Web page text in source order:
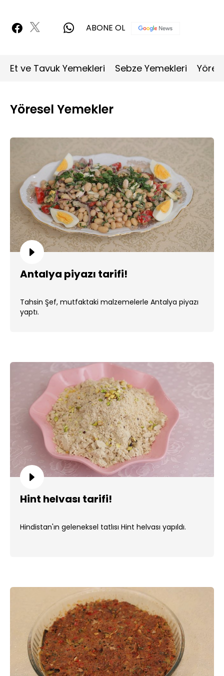
ABONE OL
Et ve Tavuk Yemekleri Sebze Yemekleri
Yöresel Yemekler
Antalya piyazı tarifi!
Tahsin Şef, mutfaktaki malzemelerle Antalya piyazı
yaptı.
Hint helvası tarifi!
Hindistan'ın geleneksel tatlısı Hint helvası yapıldı.